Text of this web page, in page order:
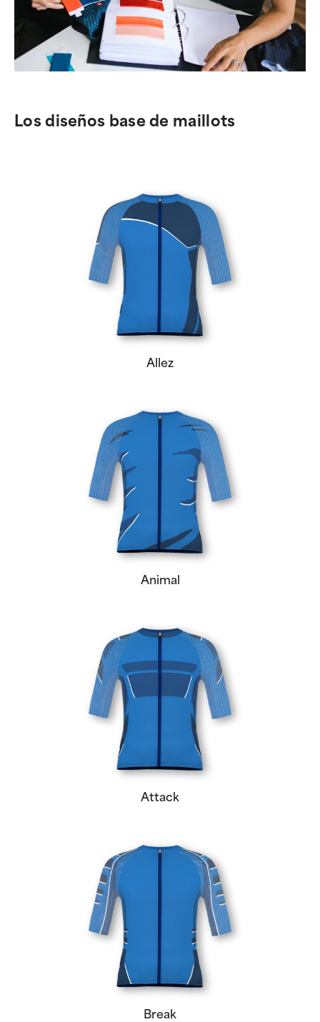
Los diseños base de maillots
Allez
Animal
Attack
Break